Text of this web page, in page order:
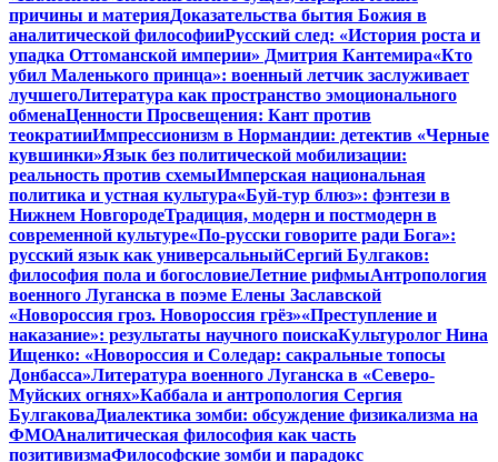
причины и материяДоказательства бытия Божия в
аналитической философииРусский след: «История роста и
упадка Оттоманской империи» Дмитрия Кантемира«Кто
убил Маленького принца»: военный летчик заслуживает
лучшегоЛитература как пространство эмоционального
обменаЦенности Просвещения: Кант против
теократииИмпрессионизм в Нормандии: детектив «Черные
кувшинки»Язык без политической мобилизации:
реальность против схемыИмперская национальная
политика и устная культура«Буй-тур блюз»: фэнтези в
Нижнем НовгородеТрадиция, модерн и постмодерн в
современной культуре«По-русски говорите ради Бога»:
русский язык как универсальныйСергий Булгаков:
философия пола и богословиеЛетние рифмыАнтропология
военного Луганска в поэме Елены Заславской
«Новороссия гроз. Новороссия грёз»«Преступление и
наказание»: результаты научного поискаКультуролог Нина
Ищенко: «Новороссия и Соледар: сакральные топосы
Донбасса»Литература военного Луганска в «Северо-
Муйских огнях»Каббала и антропология Сергия
БулгаковаДиалектика зомби: обсуждение физикализма на
ФМОАналитическая философия как часть
позитивизмаФилософские зомби и парадокс